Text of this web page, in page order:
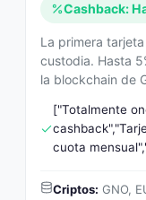
Cashback:
La primera
custodia. Hasta
la blockchain de
["Totalmente
cuota
Criptos: GNO,